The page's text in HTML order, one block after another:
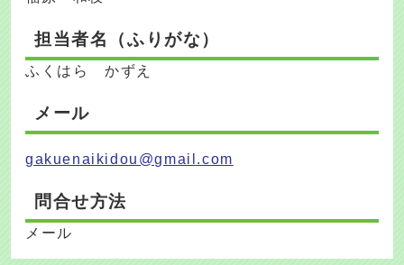
担当者名（ふりがな）
ふくはら かずえ
メール
gakuenaikidou@gmail.com
問合せ方法
メール